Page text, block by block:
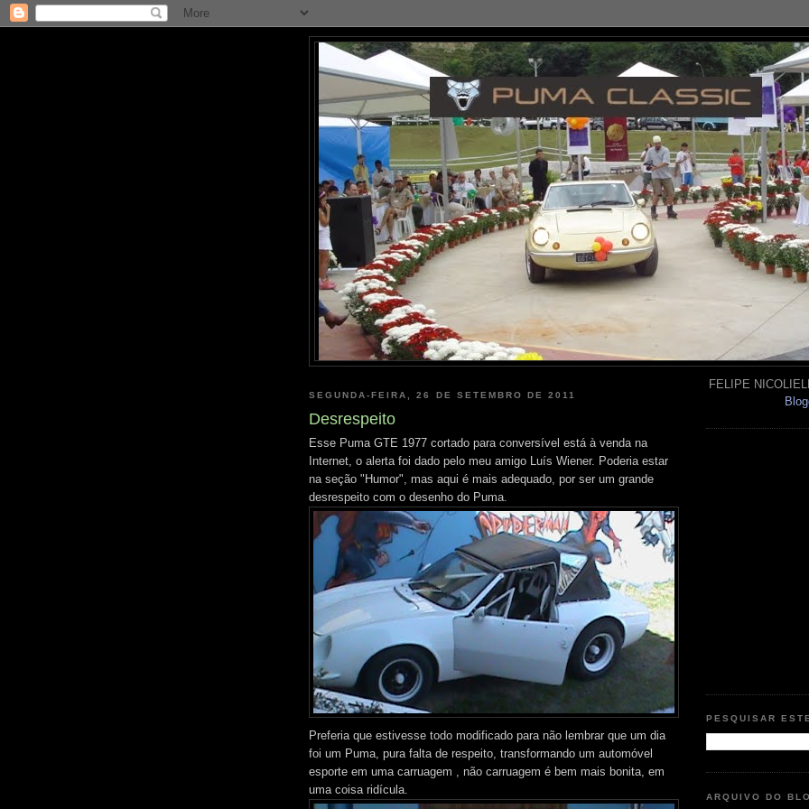
SEGUNDA-FEIRA, 26 DE SETEMBRO DE 2011
Desrespeito
Esse Puma GTE 1977 cortado para conversível está à venda na
Internet, o alerta foi dado pelo meu amigo Luís Wiener. Poderia estar
na seção "Humor", mas aqui é mais adequado, por ser um grande
desrespeito com o desenho do Puma.
Preferia que estivesse todo modificado para não lembrar que um dia
foi um Puma, pura falta de respeito, transformando um automóvel
esporte em uma carruagem , não carruagem é bem mais bonita, em
uma coisa ridícula.
FELIPE
PESQUISAR
ARQUIVO DO